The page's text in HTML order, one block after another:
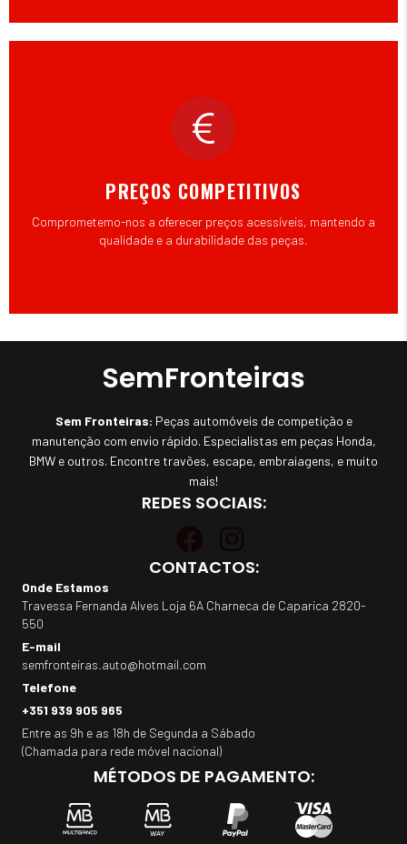
PREÇOS COMPETITIVOS
Comprometemo-nos a oferecer preços acessíveis, mantendo a
qualidade e a durabilidade das peças.
SemFronteiras
Sem Fronteiras: Peças automóveis de competição e
manutenção com envio rápido. Especialistas em peças Honda,
BMW e outros. Encontre travões, escape, embraiagens, e muito
mais!
REDES SOCIAIS:
CONTACTOS:
Onde Estamos
Travessa Fernanda Alves Loja 6A Charneca de Caparica 2820-
550
E-mail
semfronteiras.auto@hotmail.com
Telefone
+351 939 905 965
Entre as 9h e as 18h de Segunda a Sábado
(Chamada para rede móvel nacional)
MÉTODOS DE PAGAMENTO: